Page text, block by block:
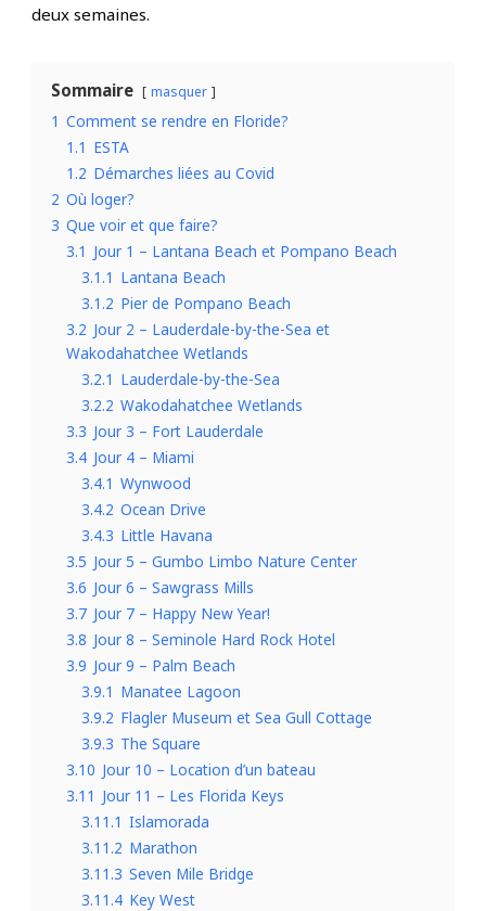
deux semaines.
Sommaire masquer
1 Comment se rendre en Floride?
1.1 ESTA
1.2 Démarches liées au Covid
2 Où loger?
3 Que voir et que faire?
3.1 Jour 1 – Lantana Beach et Pompano Beach
3.1.1 Lantana Beach
3.1.2 Pier de Pompano Beach
3.2 Jour 2 – Lauderdale-by-the-Sea et
Wakodahatchee Wetlands
3.2.1 Lauderdale-by-the-Sea
3.2.2 Wakodahatchee Wetlands
3.3 Jour 3 – Fort Lauderdale
3.4 Jour 4 – Miami
3.4.1 Wynwood
3.4.2 Ocean Drive
3.4.3 Little Havana
3.5 Jour 5 – Gumbo Limbo Nature Center
3.6 Jour 6 – Sawgrass Mills
3.7 Jour 7 – Happy New Year!
3.8 Jour 8 – Seminole Hard Rock Hotel
3.9 Jour 9 – Palm Beach
3.9.1 Manatee Lagoon
3.9.2 Flagler Museum et Sea Gull Cottage
3.9.3 The Square
3.10 Jour 10 – Location d’un bateau
3.11 Jour 11 – Les Florida Keys
3.11.1 Islamorada
3.11.2 Marathon
3.11.3 Seven Mile Bridge
3.11.4 Key West